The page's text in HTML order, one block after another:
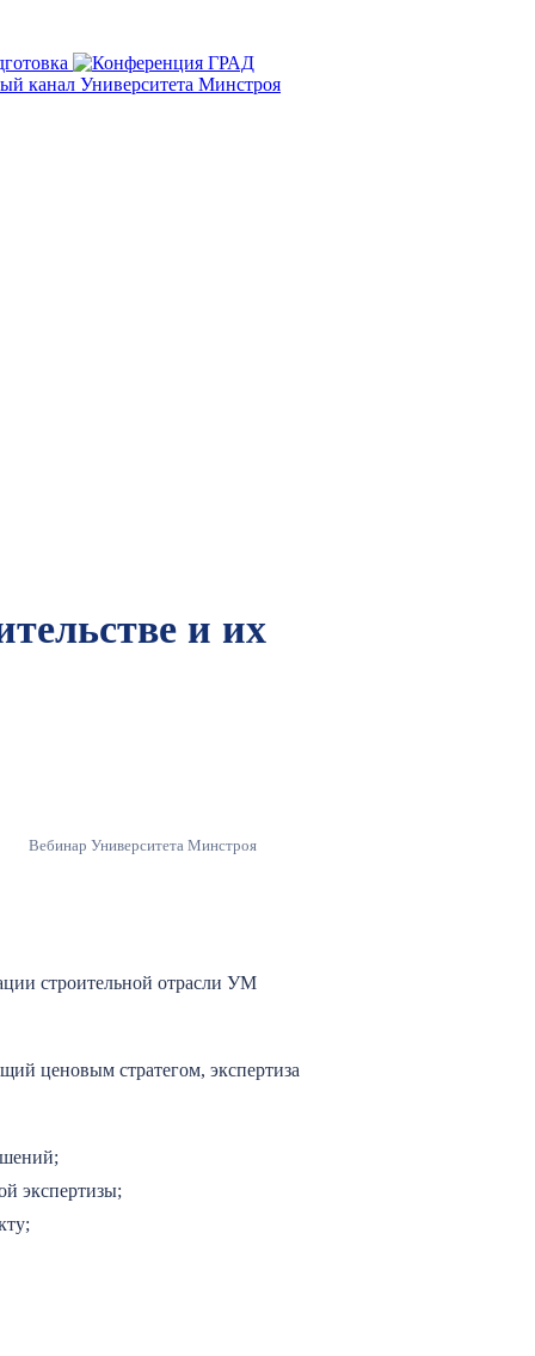
и их
Вебинар Университета Минстроя
строительной отрасли УМ
ценовым стратегом, экспертиза
экспертизы;